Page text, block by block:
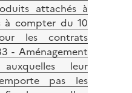
attachés à
à compter du 10
les contrats
- Aménagement
leur
pas les